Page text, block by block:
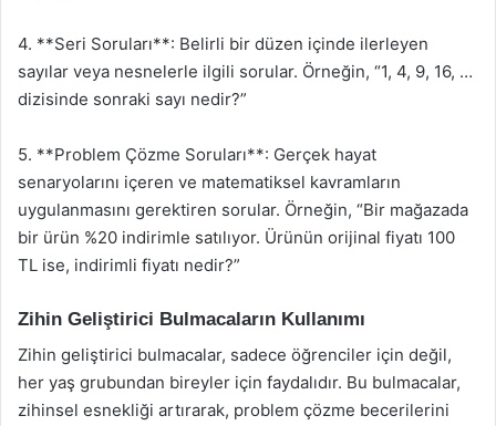
4. **Seri Soruları**: Belirli bir düzen içinde ilerleyen
sayılar veya nesnelerle ilgili sorular. Örneğin, “1, 4, 9, 16, …
dizisinde sonraki sayı nedir?”
5. **Problem Çözme Soruları**: Gerçek hayat
senaryolarını içeren ve matematiksel kavramların
uygulanmasını gerektiren sorular. Örneğin, “Bir mağazada
bir ürün %20 indirimle satılıyor. Ürünün orijinal fiyatı 100
TL ise, indirimli fiyatı nedir?”
Zihin Geliştirici Bulmacaların Kullanımı
Zihin geliştirici bulmacalar, sadece öğrenciler için değil,
her yaş grubundan bireyler için faydalıdır. Bu bulmacalar,
zihinsel esnekliği artırarak, problem çözme becerilerini